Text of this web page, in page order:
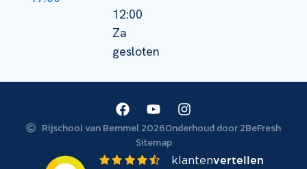
12:00
Za
gesloten
Rijschool van Bemmel 2026Onderhoud door 2BeFresh
Sitemap